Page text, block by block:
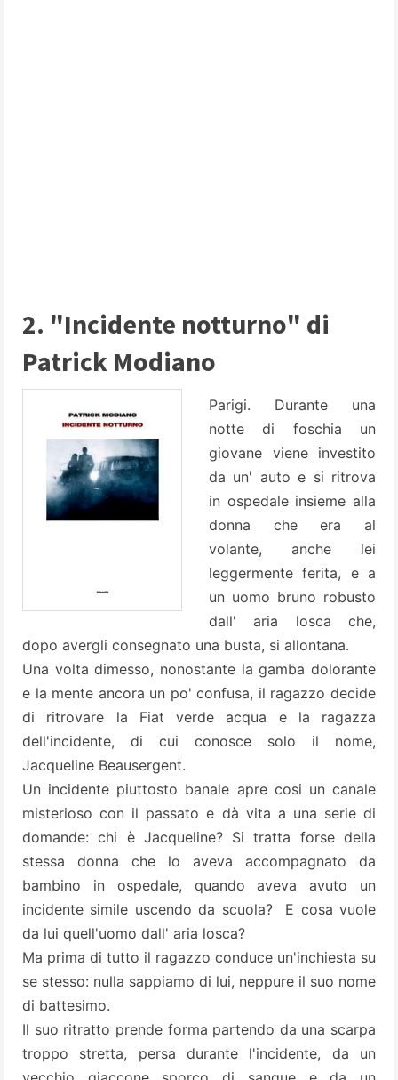
2. "Incidente notturno" di
Patrick Modiano
Parigi. Durante una
notte di foschia un
giovane viene investito
da un' auto e si ritrova
in ospedale insieme alla
donna che era al
volante, anche lei
leggermente ferita, e a
un uomo bruno robusto
dall' aria losca che,
dopo avergli consegnato una busta, si allontana.
Una volta dimesso, nonostante la gamba dolorante
e la mente ancora un po' confusa, il ragazzo decide
di ritrovare la Fiat verde acqua e la ragazza
dell'incidente, di cui conosce solo il nome,
Jacqueline Beausergent.
Un incidente piuttosto banale apre cosi un canale
misterioso con il passato e dà vita a una serie di
domande: chi è Jacqueline? Si tratta forse della
stessa donna che lo aveva accompagnato da
bambino in ospedale, quando aveva avuto un
incidente simile uscendo da scuola? E cosa vuole
da lui quell'uomo dall' aria losca?
Ma prima di tutto il ragazzo conduce un'inchiesta su
se stesso: nulla sappiamo di lui, neppure il suo nome
di battesimo.
Il suo ritratto prende forma partendo da una scarpa
troppo stretta, persa durante l'incidente, da un